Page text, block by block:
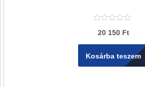
20 150 Ft
Kosárba teszem